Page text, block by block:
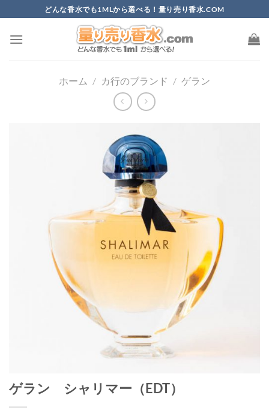
to
content
どんな香水でも1MLから選べる！量り売り香水.COM
ホーム / カ行のブランド / ゲラン
ゲラン シャリマー（EDT）